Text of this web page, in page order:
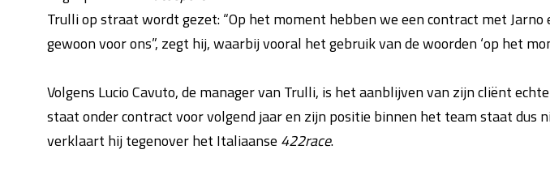
Trulli op straat wordt gezet: “Op het moment hebben we een contract met Jarno
gewoon voor ons”, zegt hij, waarbij vooral het gebruik van de woorden ‘op het
Volgens Lucio Cavuto, de manager van Trulli, is het aanblijven van zijn cliënt
staat onder contract voor volgend jaar en zijn positie binnen het team staat dus
verklaart hij tegenover het Italiaanse 422race.